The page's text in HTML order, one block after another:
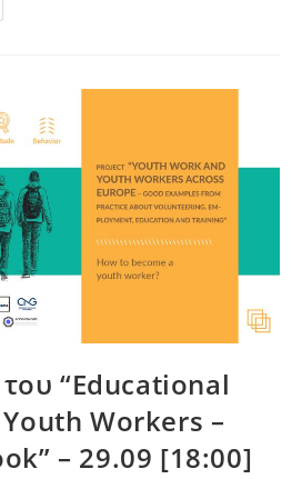
“Educational
Workers –
– 29.09 [18:00]